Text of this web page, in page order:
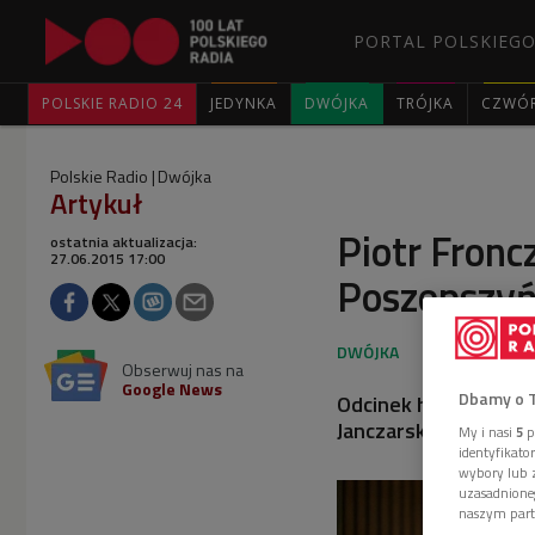
PORTAL
POLSKIE RADIO 24 JEDYNKA DWÓJKA TRÓJKA
Polskie Radio Dwójka
Artykuł
Piotr
ostatnia aktualizacja:
27.06.2015 17:00
Obserwuj nas na
Google News
Odcinek
Janczarskiego oraz
Dbamy o
My i nasi 5
wybory lub
naszym